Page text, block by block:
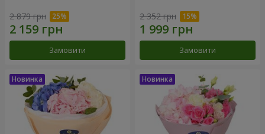
2 879 грн
Замовити
2 352 грн
Замовити